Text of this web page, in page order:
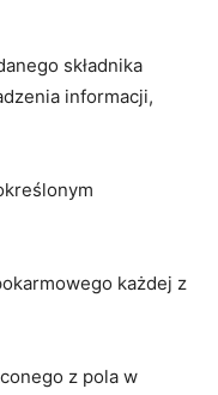
składnika
informacji,
każdej z
z pola w